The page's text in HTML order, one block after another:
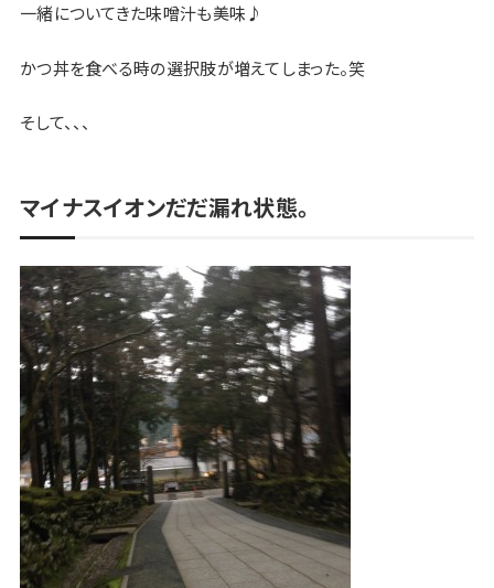
一緒についてきた味噌汁も美味♪
かつ丼を食べる時の選択肢が増えてしまった。笑
そして、、、
マイナスイオンだだ漏れ状態。